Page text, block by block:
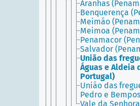
Aranhas
Benquerença
Meimão
Meimoa
Penamacor
Salvador
União das
Águas e Aldeia
Portugal)
União das
Pedro e
Vale da